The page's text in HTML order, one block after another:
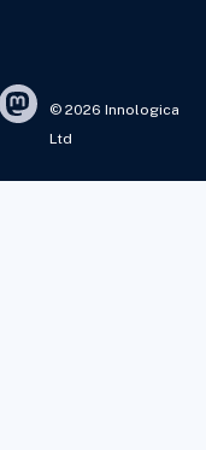
© 2026 Innologica
Ltd